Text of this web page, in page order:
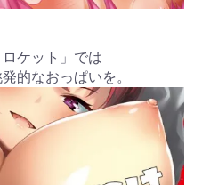
ケット」では
的なおっぱいを。